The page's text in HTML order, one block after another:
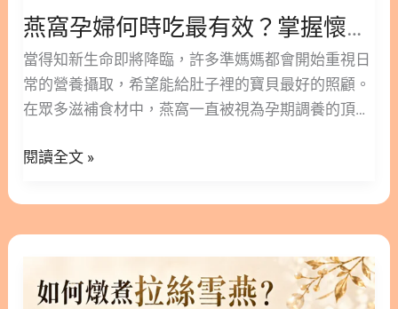
碎、燕角的營養價值有差嗎？ 6. 金絲燕窩更多閱讀
1. 金絲燕窩是什麼？揭開頂級養生聖品的神祕面紗
燕窩並非一般的鳥巢，而是特定種類的燕子——主要
是「金絲燕」所築成的。金絲燕主要分布在馬來西
亞、印尼、泰國等東南亞國家，需要在特定的濕度與
部發達的黏液腺分泌出透明、結膠性強的唾液。當這
認識嬌貴的金絲燕 金絲燕與我們在台灣常見的家燕截
然不同。金絲燕體型微小，體長僅約 13 公分，且因
足部構造特殊，無法像一般鳥類站在電線上或地面，
燕窩孕婦何時吃最有效？掌握懷孕吃燕窩的關鍵期，一人吃兩人補
當得知新生命即將降臨，許多準媽媽都會開始重視日
常的營養攝取，希望能給肚子裡的寶貝最好的照顧。
在眾多滋補食材中，燕窩一直被視為孕期調養的頂級
問。本篇文章將為您深入解析懷孕吃燕窩的好處、最
安安營養師將從科學與營養的角度出發，探討燕窩中
的珍貴成分對母嬰的幫助，並一一破解常見的網路迷
思。無論您是正在備孕，或是已經進入懷孕中後期的
準媽媽，都能透過這篇指南找到適合自己的調養方
窩
的
關
鍵
一
吃
閱讀全文 »
燉